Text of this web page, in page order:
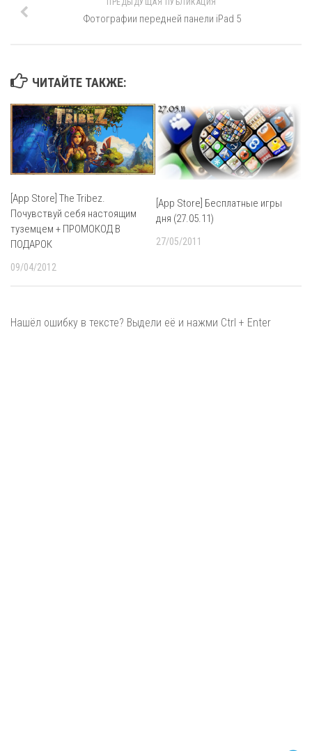
Фотографии передней панели iPad 5
ЧИТАЙТЕ ТАКЖЕ:
[App Store] The Tribez.
Почувствуй себя настоящим
туземцем + ПРОМОКОД В
ПОДАРОК
09/04/2012
[App Store] Бесплатные игры
дня (27.05.11)
27/05/2011
Нашёл ошибку в тексте? Выдели её и нажми Ctrl + Enter